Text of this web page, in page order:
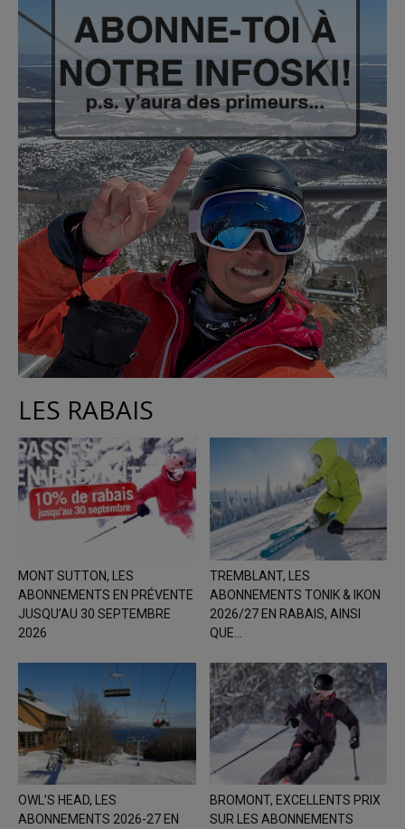
LES RABAIS
MONT SUTTON, LES
ABONNEMENTS EN PRÉVENTE
JUSQU’AU 30 SEPTEMBRE
2026
TREMBLANT, LES
ABONNEMENTS TONIK & IKON
2026/27 EN RABAIS, AINSI
QUE...
OWL’S HEAD, LES
ABONNEMENTS 2026-27 EN
BROMONT, EXCELLENTS PRIX
SUR LES ABONNEMENTS